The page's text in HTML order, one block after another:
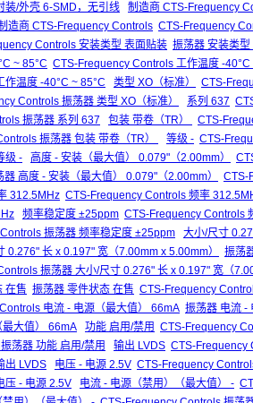
装/外壳 6-SMD，无引线
制造商 CTS-Frequency
造商 CTS-Frequency Controls CTS-Frequency
Controls 安装类型 表面贴装 振荡器 安装类型
~ 85°C CTS-Frequency Controls 工作温度 -40°C
温度 -40°C ~ 85°C
类型 XO（标准）
CTS-
Controls 振荡器 类型 XO（标准） 系列 637
振荡器 系列 637 包装 带卷（TR）
CTS-
振荡器 包装 带卷（TR） 等级 - CTS-
级 -
高度 - 安装（最大值） 0.079"（2.00mm）
器 高度 - 安装（最大值） 0.079"（2.00mm）
CTS-
312.5MHz CTS-Frequency Controls 频率
频率稳定度 ±25ppm CTS-Frequency Controls
振荡器 频率稳定度 ±25ppm
大小/尺寸
0.276" 长 x 0.197" 宽（7.00mm x 5.00mm）
振荡
振荡器 大小/尺寸 0.276" 长 x 0.197" 宽（
在售 振荡器 零件状态 在售 CTS-Frequency
电流 - 电源（最大值） 66mA 振荡器 电流 -
大值） 66mA
功能 启用/禁用 CTS-Frequency
荡器 功能 启用/禁用 输出 LVDS CTS-Frequency
出 LVDS
电压 - 电源 2.5V CTS-Frequency
压 - 电源 2.5V
电流 - 电源（禁用）（最大值） -